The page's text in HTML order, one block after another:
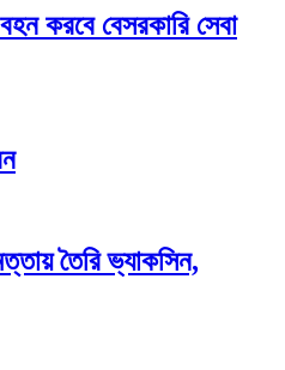
করবে বেসরকারি সেবা
তৈরি ভ্যাকসিন,